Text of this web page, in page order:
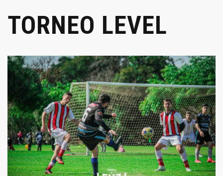
TORNEO LEVEL